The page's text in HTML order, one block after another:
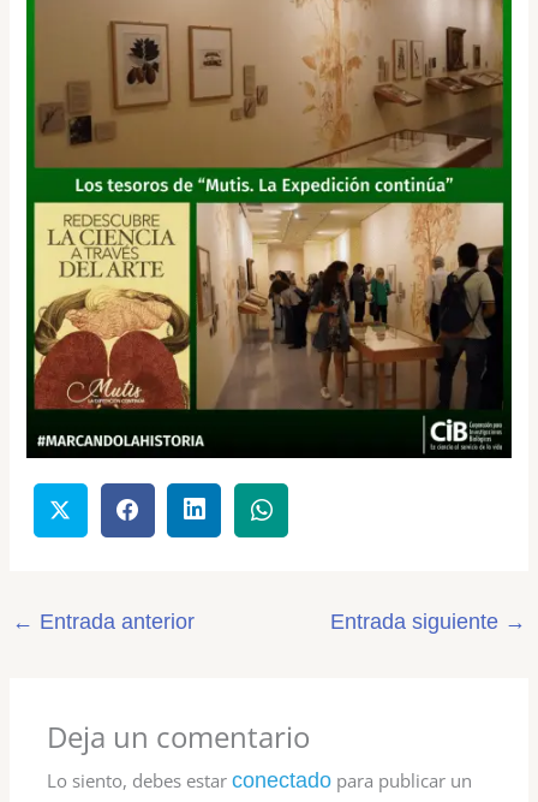
← Entrada anterior Entrada siguiente →
Deja un comentario
Lo siento, debes estarconectado para publicar un